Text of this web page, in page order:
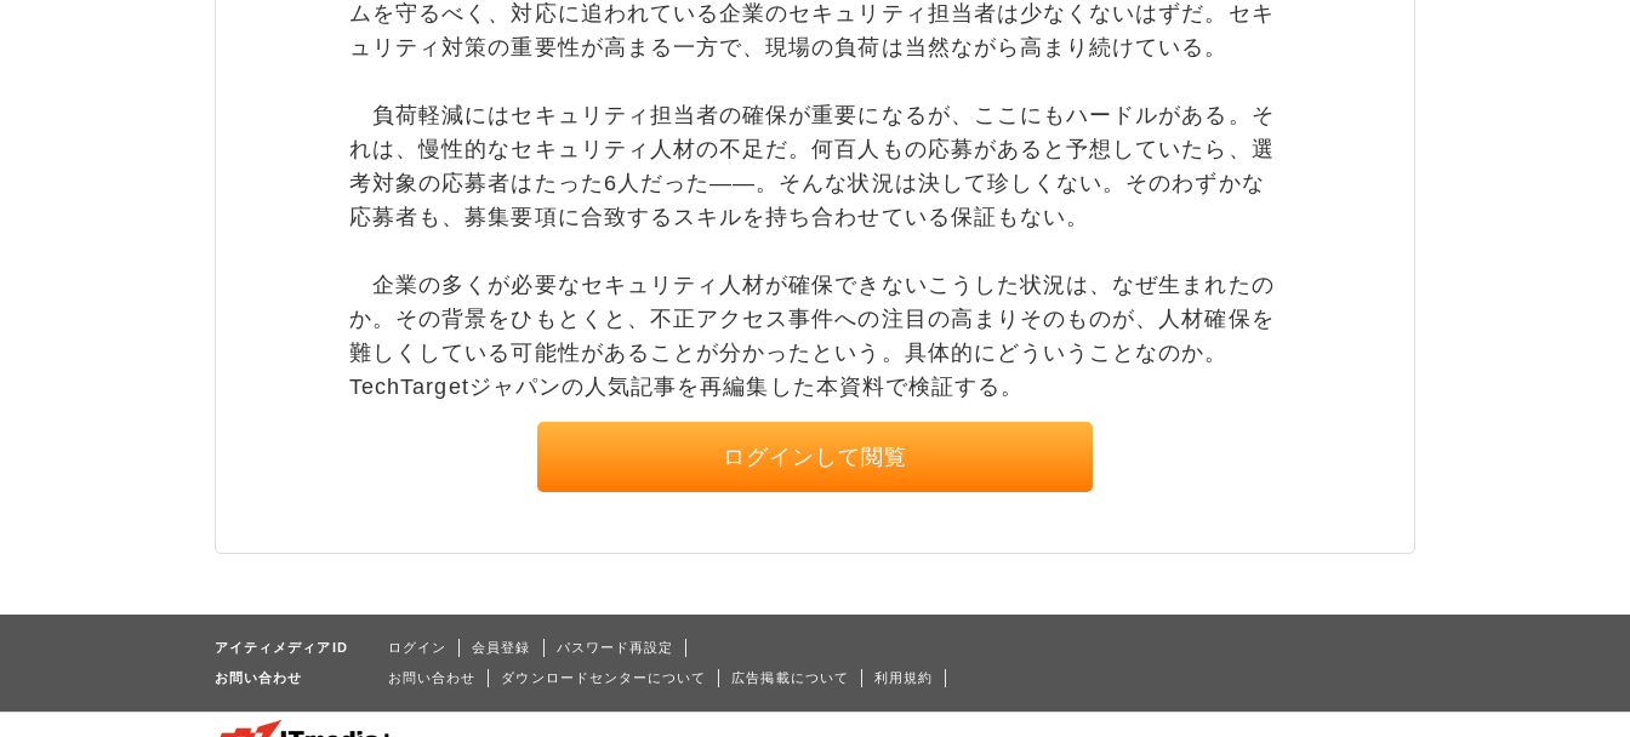
ムを守るべく、対応に追われている企業のセキュリティ担当者は少なくないはずだ。セキ
ュリティ対策の重要性が高まる一方で、現場の負荷は当然ながら高まり続けている。
負荷軽減にはセキュリティ担当者の確保が重要になるが、ここにもハードルがある。そ
れは、慢性的なセキュリティ人材の不足だ。何百人もの応募があると予想していたら、選
考対象の応募者はたった6人だった――。そんな状況は決して珍しくない。そのわずかな
応募者も、募集要項に合致するスキルを持ち合わせている保証もない。
企業の多くが必要なセキュリティ人材が確保できないこうした状況は、なぜ生まれたの
か。その背景をひもとくと、不正アクセス事件への注目の高まりそのものが、人材確保を
難しくしている可能性があることが分かったという。具体的にどういうことなのか。
TechTargetジャパンの人気記事を再編集した本資料で検証する。
ログインして閲覧
アイティメディアID ログイン 会員登録 パスワード再設定
お問い合わせ お問い合わせ ダウンロードセンターについて 広告掲載について 利用規約